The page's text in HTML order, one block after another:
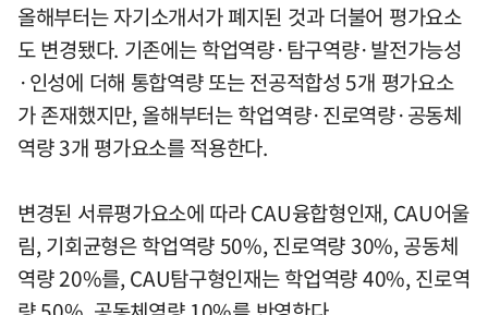
올해부터는 자기소개서가 폐지된 것과 더불어 평가요소
도 변경됐다. 기존에는 학업역량·탐구역량·발전가능성
·인성에 더해 통합역량 또는 전공적합성 5개 평가요소
가 존재했지만, 올해부터는 학업역량·진로역량·공동체
역량 3개 평가요소를 적용한다.
변경된 서류평가요소에 따라 CAU융합형인재, CAU어울
림, 기회균형은 학업역량 50%, 진로역량 30%, 공동체
역량 20%를, CAU탐구형인재는 학업역량 40%, 진로역